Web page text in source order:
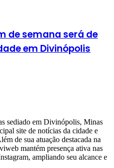
de semana será de
em Divinópolis
sediado em Divinópolis, Minas
site de notícias da cidade e
de sua atuação destacada na
mantém presença ativa nas
ampliando seu alcance e